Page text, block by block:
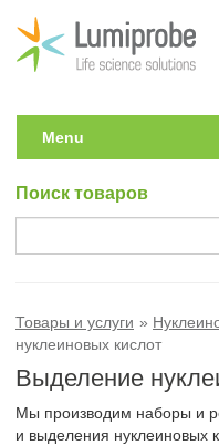
Menu
Поиск товаров
Товары и услуги
нуклеиновых кислот
Выделение
Мы производим наборы и
и выделения нуклеиновых